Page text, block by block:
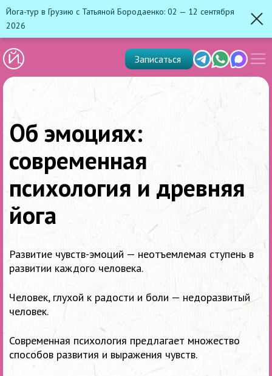
Йога-тур в Грузию с Татьяной Бородаенко: 02 — 12 сентября
2026
TelegramWhats'app
Max
Записаться
меню
Об эмоциях:
современная
психология и древняя
йога
Развитие чувств-эмоций — неотъемлемая ступень в
развитии каждого человека.
Человек, глухой к радости и боли — недоразвитый
человек.
Современная психология предлагает множество
способов развития и выражения чувств.